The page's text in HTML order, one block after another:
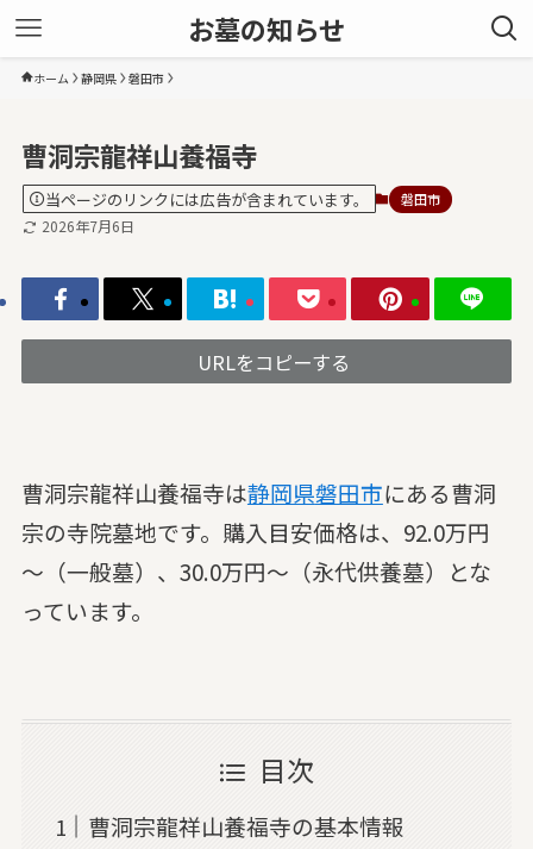
お墓の知らせ
ホーム 静岡県 磐田市
曹洞宗龍祥山養福寺
当ページのリンクには広告が含まれています。 磐田市
2026年7月6日
URLをコピーする
曹洞宗龍祥山養福寺は静岡県磐田市にある曹洞
宗の寺院墓地です。購入目安価格は、92.0万円
～（一般墓）、30.0万円～（永代供養墓）とな
っています。
目次
曹洞宗龍祥山養福寺の基本情報